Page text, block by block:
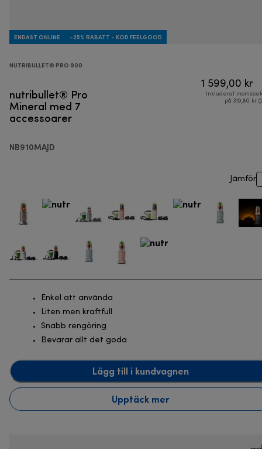
ENDAST ONLINE -25% RABATT - KOD FEELGOOD
NUTRIBULLET® PRO 900
nutribullet® Pro
Mineral med 7
accessoarer
NB910MAJD
1 599,00 kr
Inkluderat
på 319,80 kr
Jämför
Enkel att använda
Liten men kraftfull
Snabb rengöring
Bevarar allt det goda
Lägg till i kundvagnen
Upptäck mer